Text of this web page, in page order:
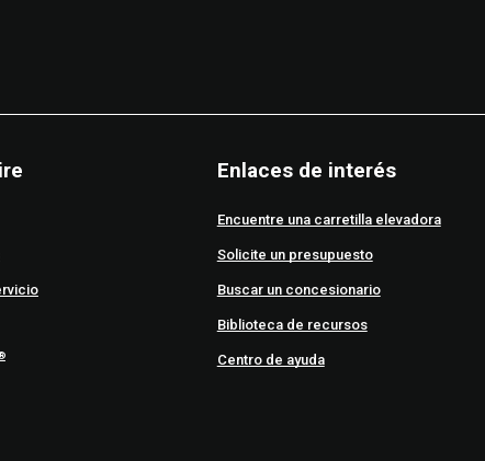
Enlaces de interés
Encuentre una carretilla elevadora
Solicite un presupuesto
Buscar un concesionario
Biblioteca de recursos
Centro de ayuda